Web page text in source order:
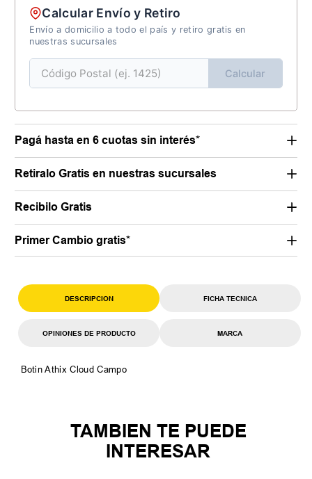
Calcular Envío y Retiro
Envío a domicilio a todo el país y retiro gratis en
nuestras sucursales
Calcular
Pagá hasta en 6 cuotas sin interés*
Retiralo Gratis en nuestras sucursales
Recibilo Gratis
Primer Cambio gratis*
DESCRIPCION FICHA TECNICA
OPINIONES DE PRODUCTO MARCA
Botin Athix Cloud Campo
TAMBIEN TE PUEDE
INTERESAR